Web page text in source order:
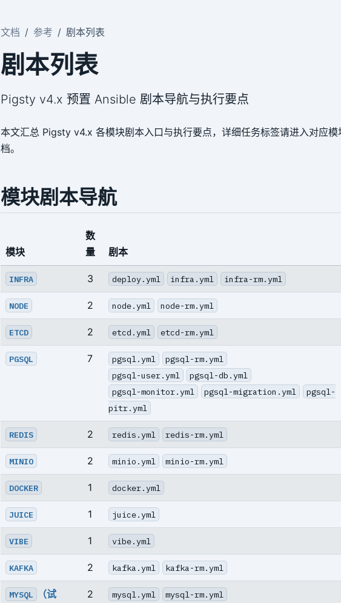
文档 参考 剧本列表
剧本列表
Pigsty v4.x 预置 Ansible 剧本导航与执行要点
本文汇总 Pigsty v4.x 各模块剧本入口与执行要点，详细任务标签请进入对应
档。
模块剧本导航
模块
数
量
剧本
INFRA 3 deploy.yml infra.yml infra-rm.yml
NODE 2 node.yml node-rm.yml
ETCD 2 etcd.yml etcd-rm.yml
PGSQL 7 pgsql.yml
pgsql-rm.yml
pgsql-user.yml
pgsql-db.yml
pgsql-monitor.yml
pgsql-migration.yml
pgsql-
pitr.yml
REDIS 2 redis.yml redis-rm.yml
MINIO 2 minio.yml minio-rm.yml
DOCKER 1 docker.yml
JUICE 1 juice.yml
VIBE 1 vibe.yml
KAFKA 2 kafka.yml kafka-rm.yml
MYSQL
（试
2 mysql.yml mysql-rm.yml